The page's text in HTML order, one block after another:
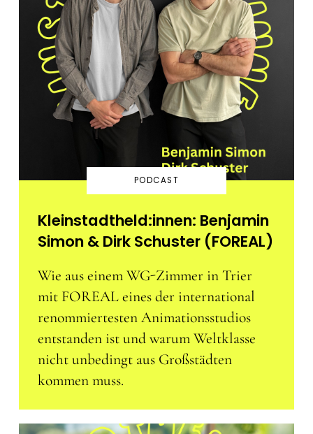
PODCAST
Kleinstadtheld:innen: Benjamin
Simon & Dirk Schuster (FOREAL)
Wie aus einem WG-Zimmer in Trier
mit FOREAL eines der international
renommiertesten Animationsstudios
entstanden ist und warum Weltklasse
nicht unbedingt aus Großstädten
kommen muss.